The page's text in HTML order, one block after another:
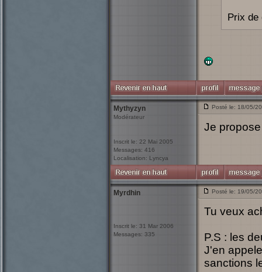
Prix de
Mythyzyn
Modérateur
Inscrit le: 22 Mai 2005
Messages: 416
Localisation: Lyncya
Posté le: 18/05/
Je
Myrdhin
Inscrit le: 31 Mar 2006
Messages: 335
Posté le: 19/05/
Tu veux
P.S : les
J'en
sanctions